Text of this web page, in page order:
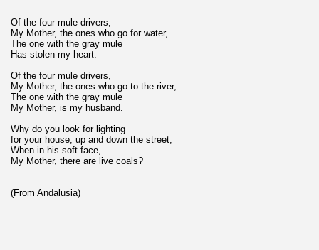
Of the four mule drivers,
My Mother, the ones who go for water,
The one with the gray mule
Has stolen my heart.
Of the four mule drivers,
My Mother, the ones who go to the river,
The one with the gray mule
My Mother, is my husband.
Why do you look for lighting
for your house, up and down the street,
When in his soft face,
My Mother, there are live coals?
(From Andalusia)